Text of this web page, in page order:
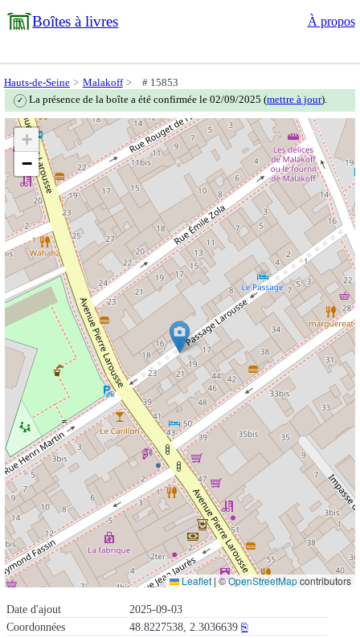
Boîtes à livres À propos
Hauts-de-Seine Malakoff # 15853
✓ La présence de la boîte a été confirmée le 02/09/2025 (mettre à jour).
Date d'ajout
2025-09-03
Coordonnées
48.8227538, 2.3036639 ⎘
+
−
Leaflet | ©OpenStreetMapcontributors